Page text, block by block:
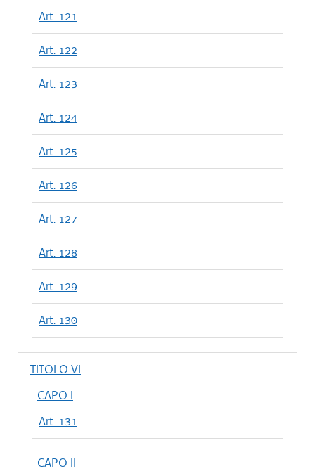
Art. 121
Art. 122
Art. 123
Art. 124
Art. 125
Art. 126
Art. 127
Art. 128
Art. 129
Art. 130
TITOLO VI
CAPO I
Art. 131
CAPO II